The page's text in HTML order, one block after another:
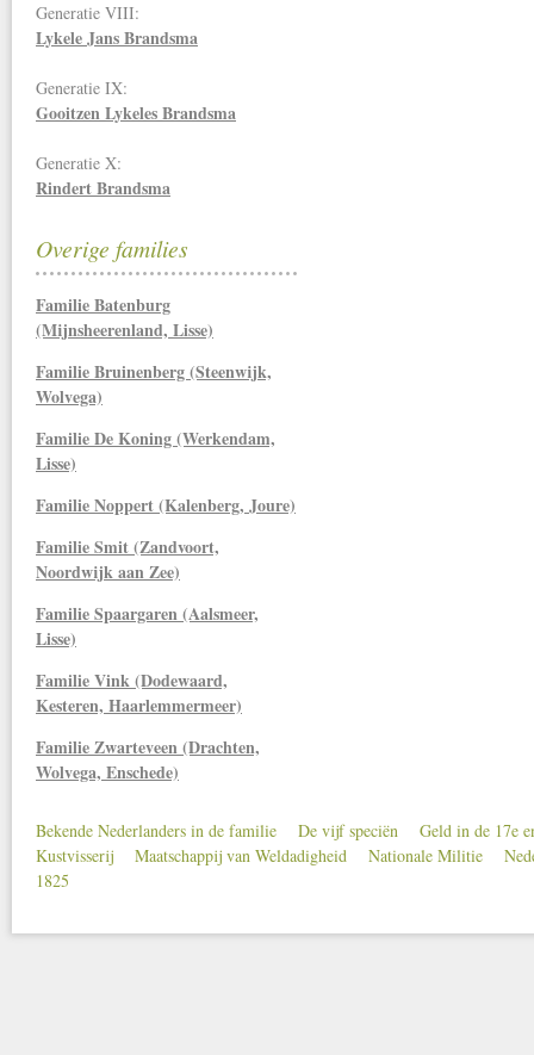
Generatie VIII:
Lykele Jans Brandsma
Generatie IX:
Gooitzen Lykeles Brandsma
Generatie X:
Rindert Brandsma
Overige families
Familie Batenburg
(Mijnsheerenland, Lisse)
Familie Bruinenberg (Steenwijk,
Wolvega)
Familie De Koning (Werkendam,
Lisse)
Familie Noppert (Kalenberg, Joure)
Familie Smit (Zandvoort,
Noordwijk aan Zee)
Familie Spaargaren (Aalsmeer,
Lisse)
Familie Vink (Dodewaard,
Kesteren, Haarlemmermeer)
Familie Zwarteveen (Drachten,
Wolvega, Enschede)
Secondary menu
Bekende Nederlanders in de familie De vijf speciën
Geld in de 17e
Kustvisserij
Maatschappij van Weldadigheid Nationale Militie
1825